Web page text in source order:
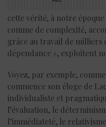
cette vérité, à notre
comme de complexité,
grâce au travail de milliers
dépendance », exploitent
Voyez, par exemple,
commence son éloge de
individualiste et
l’évaluation, le
l’immédiateté, le